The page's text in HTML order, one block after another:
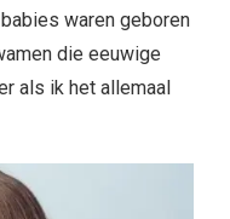
waren geboren
die eeuwige
als ik het allemaal